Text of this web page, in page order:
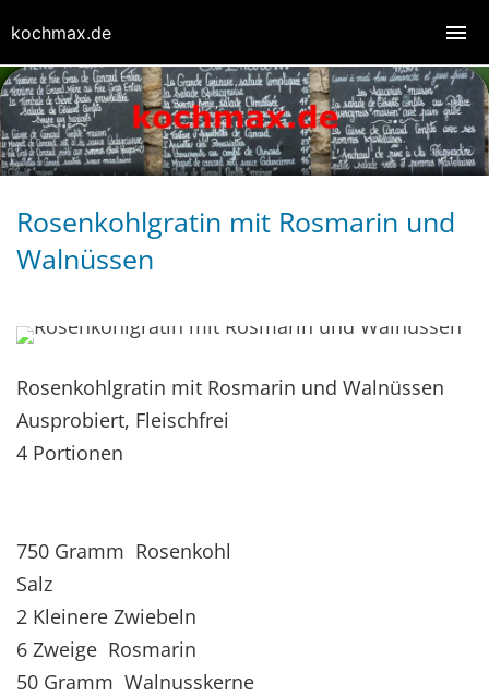
Rosenkohlgratin mit Rosmarin und
Walnüssen
Rosenkohlgratin mit Rosmarin und Walnüssen
Ausprobiert, Fleischfrei
4 Portionen
750 Gramm Rosenkohl
Salz
2 Kleinere Zwiebeln
6 Zweige Rosmarin
50 Gramm Walnusskerne
kochmax.de